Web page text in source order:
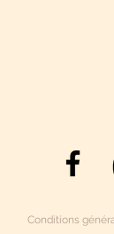
Conditions